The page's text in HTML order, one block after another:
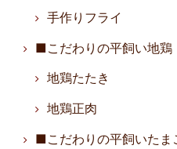
手作りフライ
■こだわりの平飼い地鶏
地鶏たたき
地鶏正肉
■こだわりの平飼いたま